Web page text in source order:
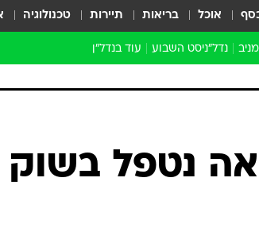
אוכל בריאות תיירות טכנולוגיה
נדל"ניסט השבוע עוד בנדל״ן
מובילי דרך
ארכיון כתבות
נטפל בשוק